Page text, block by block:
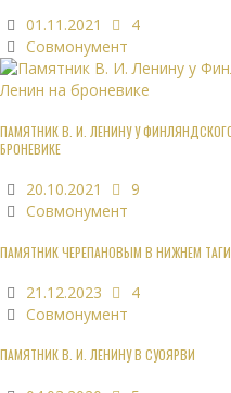
01.11.2021
4
Совмонумент
ПАМЯТНИК В. И. ЛЕНИНУ У
БРОНЕВИКЕ
20.10.2021
9
Совмонумент
ПАМЯТНИК ЧЕРЕПАНОВЫМ В НИЖНЕМ
21.12.2023
4
Совмонумент
ПАМЯТНИК В. И. ЛЕНИНУ В СУОЯРВИ